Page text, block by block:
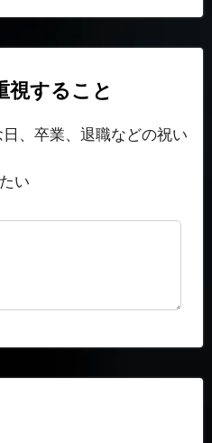
視すること
、卒業、退職などの祝い
い